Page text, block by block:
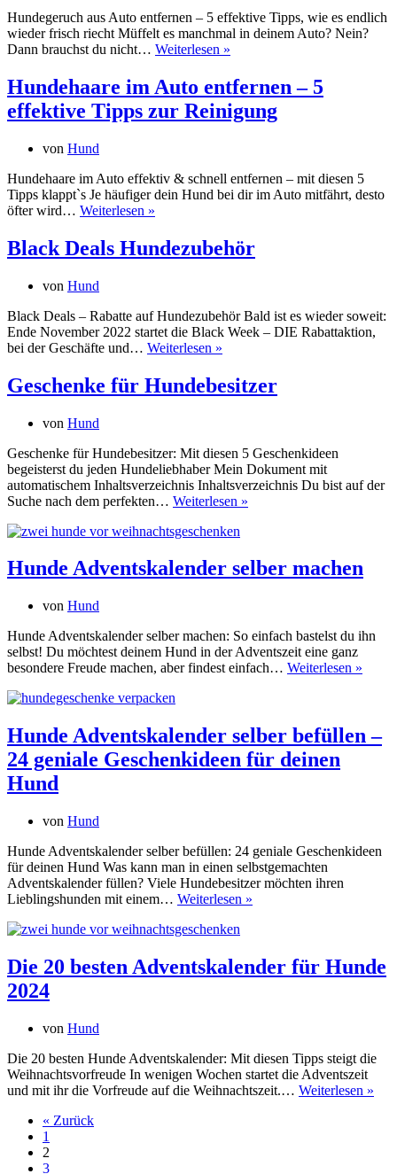
Hundegeruch aus Auto entfernen – 5 effektive Tipps, wie es endlich
wieder frisch riecht Müffelt es manchmal in deinem Auto? Nein?
Dann brauchst du nicht… Weiterlesen »
Auto
entfernen
–
wie
es
frisch
riecht
Hundehaare im Auto entfernen – 5
effektive Tipps zur Reinigung
von Hund
Hundehaare im Auto effektiv & schnell entfernen – mit diesen 5
Tipps klappt`s Je häufiger dein Hund bei dir im Auto mitfährt, desto
öfter wird… Weiterlesen »
Auto
entfernen
Tipps
zur
Reinigung
Black Deals Hundezubehör
von Hund
Black Deals – Rabatte auf Hundezubehör Bald ist es wieder soweit:
Ende November 2022 startet die Black Week – DIE Rabattaktion,
bei der Geschäfte und… Weiterlesen »
Hundezubehör
Geschenke für Hundebesitzer
von Hund
Geschenke für Hundebesitzer: Mit diesen 5 Geschenkideen
begeisterst du jeden Hundeliebhaber Mein Dokument mit
automatischem Inhaltsverzeichnis Inhaltsverzeichnis Du bist auf der
Suche nach dem perfekten… Weiterlesen »
Hunde Adventskalender selber machen
von Hund
Hunde Adventskalender selber machen: So einfach bastelst du ihn
selbst! Du möchtest deinem Hund in der Adventszeit eine ganz
besondere Freude machen, aber findest einfach… Weiterlesen »
Hunde Adventskalender selber befüllen –
24 geniale Geschenkideen für deinen
Hund
von Hund
Hunde Adventskalender selber befüllen: 24 geniale Geschenkideen
für deinen Hund Was kann man in einen selbstgemachten
Adventskalender füllen? Viele Hundebesitzer möchten ihren
Lieblingshunden mit einem… Weiterlesen »
–
24
Hund
Die 20 besten Adventskalender für Hunde
2024
von Hund
Die 20 besten Hunde Adventskalender: Mit diesen Tipps steigt die
Weihnachtsvorfreude In wenigen Wochen startet die Adventszeit
und mit ihr die Vorfreude auf die Weihnachtszeit.… Weiterlesen »
« Zurück
1
2
3